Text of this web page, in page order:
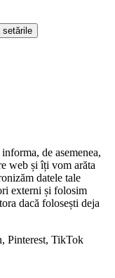
setările
de asemenea,
web și îți vom arăta
datele tale
externi și folosim
dacă folosești deja
Pinterest, TikTok